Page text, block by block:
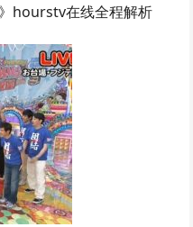
hourstv在线全程解析